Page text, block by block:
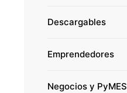
Descargables
Emprendedores
Negocios y PyMES